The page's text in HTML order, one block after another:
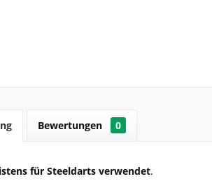
Bewertungen 0
für Steeldarts verwendet.